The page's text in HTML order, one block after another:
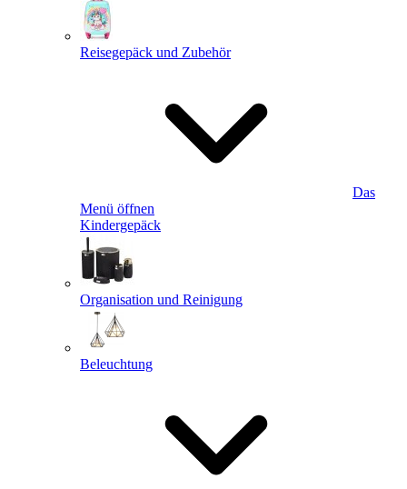
Reisegepäck und Zubehör
Das
Menü öffnen
Kindergepäck
Organisation und Reinigung
Beleuchtung